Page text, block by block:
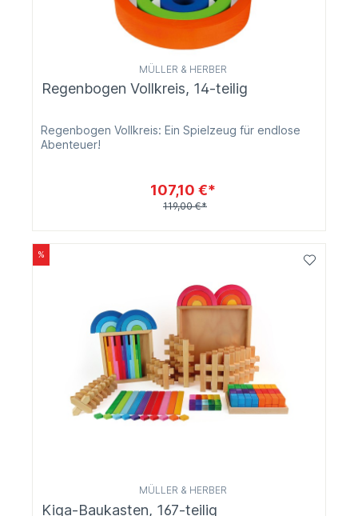
MÜLLER & HERBER
Regenbogen Vollkreis, 14-teilig
Regenbogen Vollkreis: Ein Spielzeug für endlose
Abenteuer!
107,10 €*
119,00 €*
%
MÜLLER & HERBER
Kiga-Baukasten, 167-teilig